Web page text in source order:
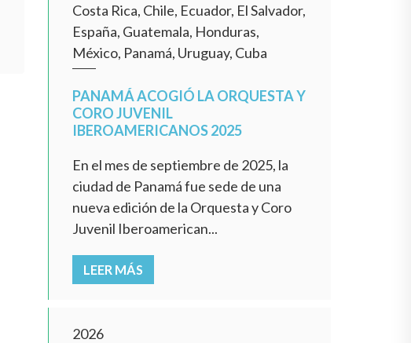
Costa Rica, Chile, Ecuador, El Salvador,
España, Guatemala, Honduras,
México, Panamá, Uruguay, Cuba
PANAMÁ ACOGIÓ LA ORQUESTA Y
CORO JUVENIL
IBEROAMERICANOS 2025
En el mes de septiembre de 2025, la
ciudad de Panamá fue sede de una
nueva edición de la Orquesta y Coro
Juvenil Iberoamerican...
LEER MÁS
2026